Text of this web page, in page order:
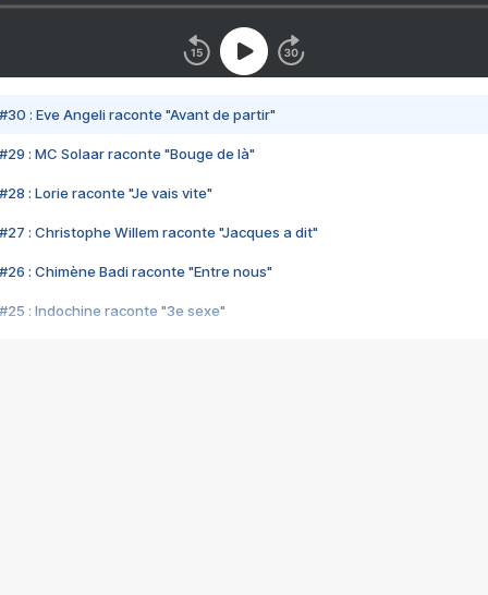
#30 : Eve Angeli raconte "Avant de partir"
#29 : MC Solaar raconte "Bouge de là"
#28 : Lorie raconte "Je vais vite"
#27 : Christophe Willem raconte "Jacques a dit"
#26 : Chimène Badi raconte "Entre nous"
#25 : Indochine raconte "3e sexe"